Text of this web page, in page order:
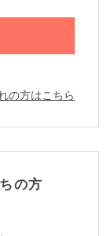
の方はこちら
の方